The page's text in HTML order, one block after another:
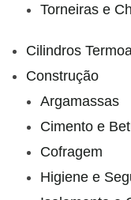
Torneiras e
Cilindros
Construção
Argamassas
Cimento e
Cofragem
Higiene e